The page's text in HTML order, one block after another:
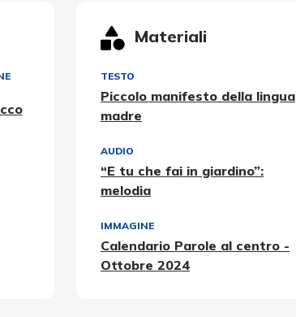
Materiali
TESTO
Piccolo manifesto della lingua
madre
AUDIO
“E tu che fai in giardino”:
melodia
IMMAGINE
Calendario Parole al centro -
Ottobre 2024